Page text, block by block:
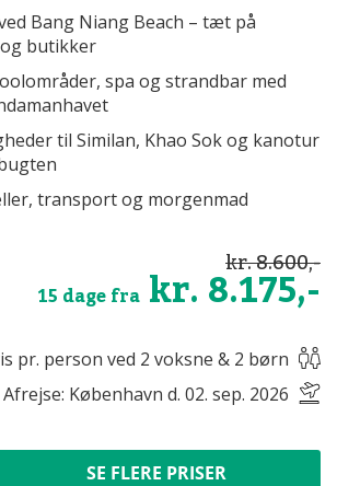
Bang Niang Beach – tæt på
butikker
spa og strandbar med
til Similan, Khao Sok og kanotur
transport og morgenmad
kr. 8.600,-
15 dage fra kr. 8.175,-
pr. person ved 2 voksne & 2 børn
Afrejse: København d. 02. sep. 2026
SE FLERE PRISER